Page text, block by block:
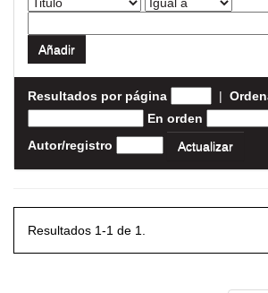
Resultados por página |
En orden
Autor/registro
Resultados 1-1 de 1.